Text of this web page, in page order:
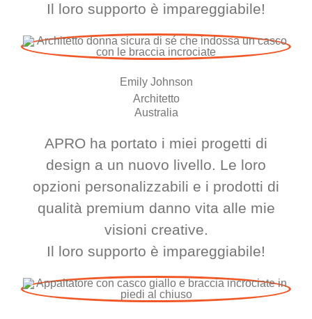
Il loro supporto è impareggiabile!
Emily Johnson
Architetto
Australia
APRO ha portato i miei progetti di
design a un nuovo livello. Le loro
opzioni personalizzabili e i prodotti di
qualità premium danno vita alle mie
visioni creative.
Il loro supporto è impareggiabile!